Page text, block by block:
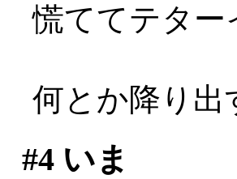
慌ててテター
何とか降り出
#4いま